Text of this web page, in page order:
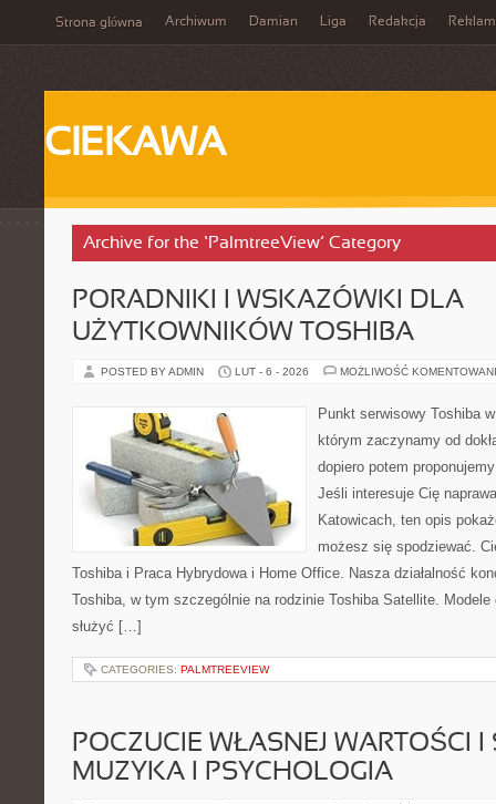
Strona główna Archiwum Damian Liga Redakcja
CIEKAWA
Archive for the ‘PalmtreeView’ Category
PORADNIKI I WSKAZÓWKI DLA
UŻYTKOWNIKÓW TOSHIBA
POSTED BY ADMIN LUT - 6 - 2026 MOŻLIWOŚĆ
Punkt serwisowy Toshiba
którym zaczynamy od
dopiero potem
Jeśli interesuje Cię
Katowicach, ten opis
możesz się spodziewać.
Toshiba i Praca Hybrydowa i Home Office. Nasza działalność
Toshiba, w tym szczególnie na rodzinie Toshiba Satellite.
służyć […]
CATEGORIES: PALMTREEVIEW
POCZUCIE WŁASNEJ WARTOŚCI
MUZYKA I PSYCHOLOGIA